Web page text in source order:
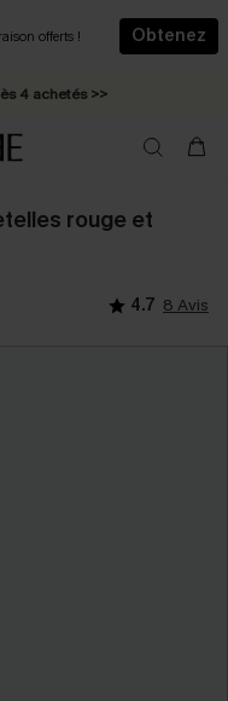
offerts !
Obtenez
ouvrés >>
4 achetés >>
rouge et
4.7 8 Avis